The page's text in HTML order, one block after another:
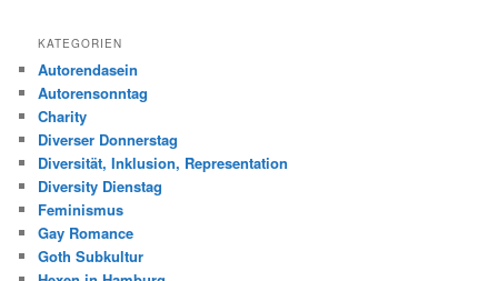
KATEGORIEN
Autorendasein
Autorensonntag
Charity
Diverser Donnerstag
Diversität, Inklusion, Representation
Diversity Dienstag
Feminismus
Gay Romance
Goth Subkultur